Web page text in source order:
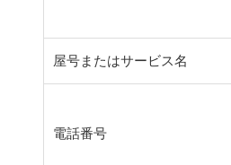
屋号またはサービス名
電話番号